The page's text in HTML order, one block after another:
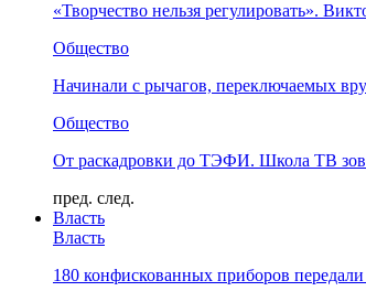
«Творчество нельзя регулировать».
Общество
Начинали с рычагов, переключаемых
Общество
От раскадровки до ТЭФИ. Школа ТВ
пред. след.
Власть
Власть
180 конфискованных приборов